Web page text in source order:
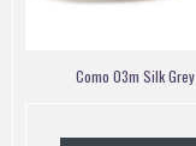
Como 03m Silk Grey